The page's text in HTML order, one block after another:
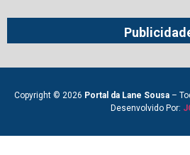
Copyright © 2026 Portal da Lane Sousa–
Desenvolvido Por: